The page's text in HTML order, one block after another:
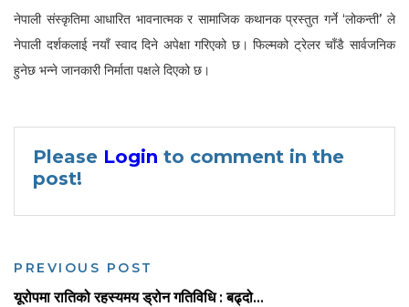
नेपाली संस्कृतिमा आधारित भावनात्मक र सामाजिक कथानक प्रस्तुत गर्ने ‘लोकन्ती’ ले
नेपाली दर्शकलाई नयाँ स्वाद दिने अपेक्षा गरिएको छ। फिल्मको ट्रेलर चाँडै सार्वजनिक
हुनेछ भन्ने जानकारी निर्माता पक्षले दिएको छ।
Please Login to comment in the
post!
PREVIOUS POST
यूरोपमा रातिको रहस्यमय ड्रोन गतिविधि : बढ्दो...